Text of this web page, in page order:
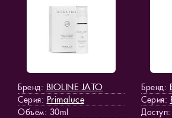
Бренд: BIOLINE JATO
Серия: Primaluce
Объём: 30ml
Бренд:
Серия:
Доступ